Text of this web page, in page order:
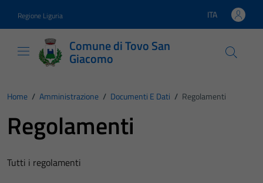
Regione Liguria Lingua attiva:
ITA
Comune di Tovo San
Giacomo
Home / Amministrazione / Documenti E Dati / Regolamenti
Regolamenti
Tutti i regolamenti